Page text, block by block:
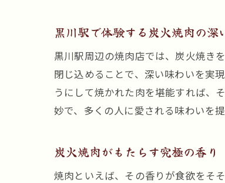
黒川駅で体験する炭火焼肉の深
黒川駅周辺の焼肉店では、炭火焼き
閉じ込めることで、深い味わいを実
うにして焼かれた肉を堪能すれば、
妙で、多くの人に愛される味わいを
炭火焼肉がもたらす究極の香り
焼肉といえば、その香りが食欲をそ